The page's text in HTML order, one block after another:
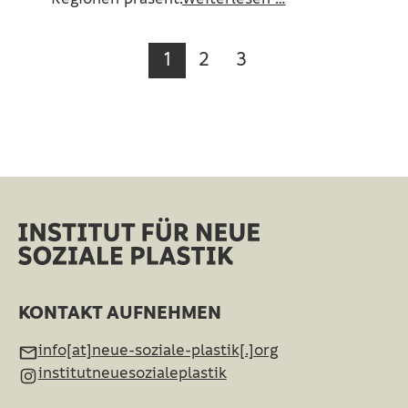
1 2 3
KONTAKT AUFNEHMEN
info[at]neue-soziale-plastik[.]org
institutneuesozialeplastik